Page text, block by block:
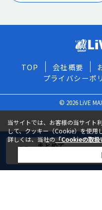
まとめて
TOP 会社概要
プライバシーポ
© 2026 LiVE
当サイトでは、お客様の当サイト
して、クッキー（Cookie）を使用
詳しくは、当社の「Cookieの取扱